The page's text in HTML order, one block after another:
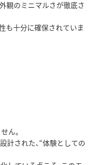
観のミニマルさが徹底さ
も十分に確保されていま
ん。
計された、“体験としての